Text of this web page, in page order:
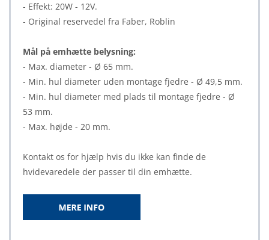
- Effekt: 20W - 12V.
- Original reservedel fra Faber, Roblin
Mål på emhætte belysning:
- Max. diameter - Ø 65 mm.
- Min. hul diameter uden montage fjedre - Ø 49,5 mm.
- Min. hul diameter med plads til montage fjedre - Ø
53 mm.
- Max. højde - 20 mm.
Kontakt os for hjælp hvis du ikke kan finde de
hvidevaredele der passer til din emhætte.